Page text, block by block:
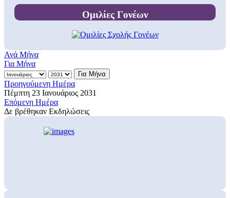
Ομιλίες Γονέων
Ανά Μήνα
Για Μήνα
Για Μήνα
Προηγούμενη Ημέρα
Πέμπτη 23 Ιανουάριος 2031
Επόμενη Ημέρα
Δε βρέθηκαν Εκδηλώσεις